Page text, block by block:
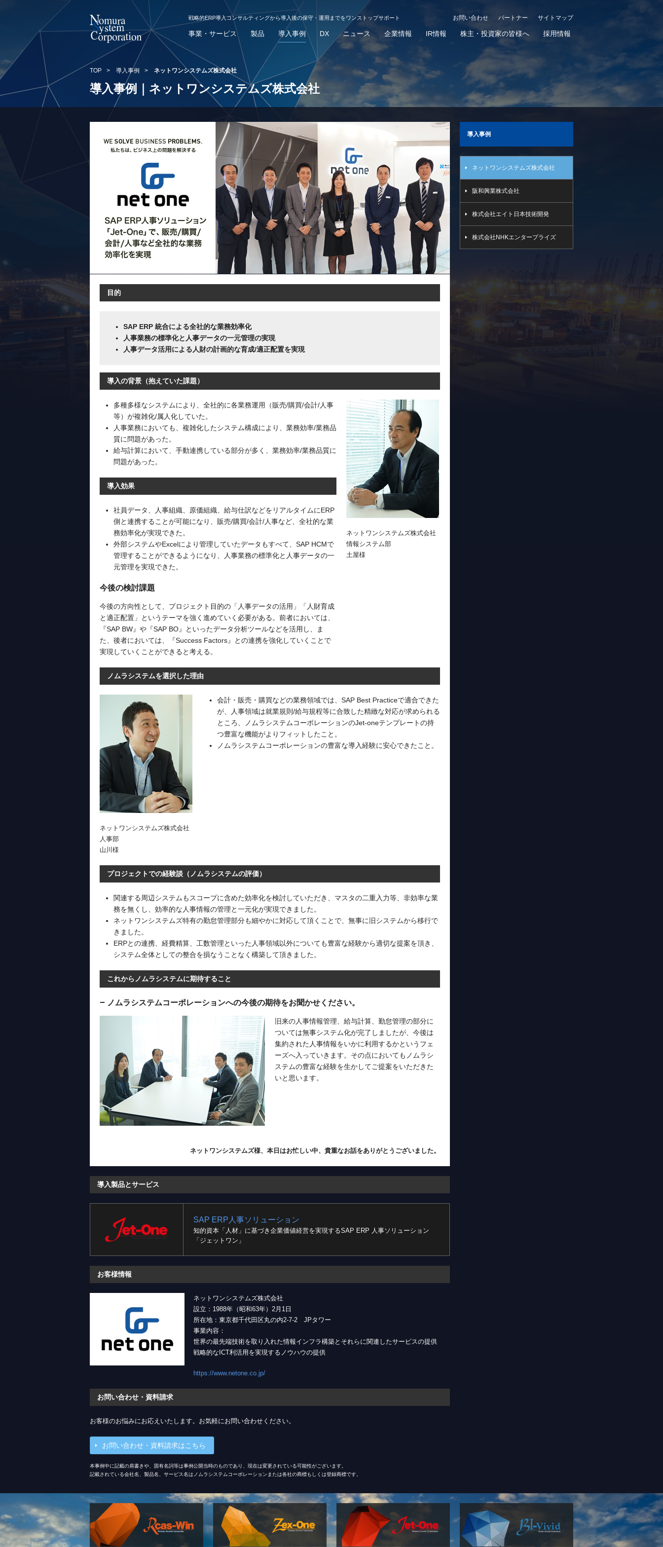
戦略的ERP導入コンサルティングから導入後の保守・運用までをワンストップサポート サイトマップ
パートナー
お問い合わせ
事業・サービス 製品 導入事例 DX ニュース 企業情報 IR情報 株主・投資家の皆様へ 採用情報
TOP > 導入事例 > ネットワンシステムズ株式会社
導入事例｜ネットワンシステムズ株式会社
目的
SAP ERP 統合による全社的な業務効率化
人事業務の標準化と人事データの一元管理の実現
人事データ活用による人財の計画的な育成/適正配置を実現
導入の背景（抱えていた課題）
多種多様なシステムにより、全社的に各業務運用（販売/購買/会計/人事
等）が複雑化/属人化していた。
人事業務においても、複雑化したシステム構成により、業務効率/業務品
質に問題があった。
給与計算において、手動連携している部分が多く、業務効率/業務品質に
問題があった。
導入効果
社員データ、人事組織、原価組織、給与仕訳などをリアルタイムにERP
側と連携することが可能になり、販売/購買/会計/人事など、全社的な業
務効率化が実現できた。
外部システムやExcelにより管理していたデータもすべて、SAP HCMで
管理することができるようになり、人事業務の標準化と人事データの一
元管理を実現できた。
今後の検討課題
今後の方向性として、プロジェクト目的の「人事データの活用」「人財育成
と適正配置」というテーマを強く進めていく必要がある。前者においては、
『SAP BW』や『SAP BO』といったデータ分析ツールなどを活用し、ま
た、後者においては、『Success Factors』との連携を強化していくことで
実現していくことができると考える。
ネットワンシステムズ株式会社
情報システム部
土屋様
ノムラシステムを選択した理由
ネットワンシステムズ株式会社
人事部
山川様
会計・販売・購買などの業務領域では、SAP Best Practiceで適合できた
が、人事領域は就業規則/給与規程等に合致した精緻な対応が求められる
ところ、ノムラシステムコーポレーションのJet-oneテンプレートの持
つ豊富な機能がよりフィットしたこと。
ノムラシステムコーポレーションの豊富な導入経験に安心できたこと。
プロジェクトでの経験談（ノムラシステムの評価）
関連する周辺システムもスコープに含めた効率化を検討していただき、マスタの二重入力等、非効率な業
務を無くし、効率的な人事情報の管理と一元化が実現できました。
ネットワンシステムズ特有の勤怠管理部分も細やかに対応して頂くことで、無事に旧システムから移行で
きました。
ERPとの連携、経費精算、工数管理といった人事領域以外についても豊富な経験から適切な提案を頂き、
システム全体としての整合を損なうことなく構築して頂きました。
これからノムラシステムに期待すること
― ノムラシステムコーポレーションへの今後の期待をお聞かせください。
旧来の人事情報管理、給与計算、勤怠管理の部分に
ついては無事システム化が完了しましたが、今後は
集約された人事情報をいかに利用するかというフェ
ーズへ入っていきます。その点においてもノムラシ
ステムの豊富な経験を生かしてご提案をいただきた
いと思います。
ネットワンシステムズ様、本日はお忙しい中、貴重なお話をありがとうございました。
導入製品とサービス
SAP ERP人事ソリューション
知的資本「人材」に基づき企業価値経営を実現するSAP ERP 人事ソリューション
「ジェットワン」
お客様情報
ネットワンシステムズ株式会社
設立：1988年（昭和63年）2月1日
所在地：東京都千代田区丸の内2-7-2 JPタワー
事業内容：
世界の最先端技術を取り入れた情報インフラ構築とそれらに関連したサービスの提供
戦略的なICT利活用を実現するノウハウの提供
https://www.netone.co.jp/
お問い合わせ・資料請求
お客様のお悩みにお応えいたします。お気軽にお問い合わせください。
お問い合わせ・資料請求はこちら
本事例中に記載の肩書きや、固有名詞等は事例公開当時のものであり、現在は変更されている可能性がございます。
記載されている会社名、製品名、サービス名はノムラシステムコーポレーションまたは各社の商標もしくは登録商標です。
導入事例
ネットワンシステムズ株式会社
阪和興業株式会社
株式会社エイト日本技術開発
株式会社NHKエンタープライズ